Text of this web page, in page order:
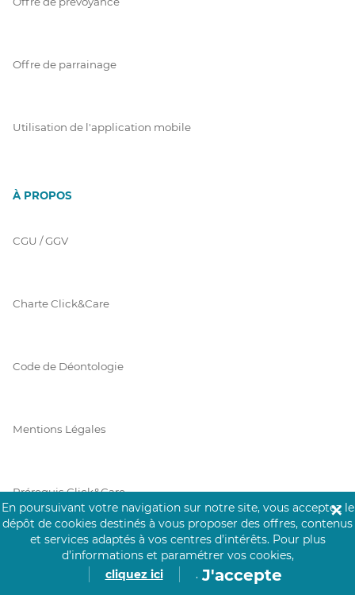
Offre de parrainage
Utilisation de l'application mobile
À PROPOS
CGU / GGV
Charte Click&Care
Code de Déontologie
Mentions Légales
Prérequis Click&Care
Protection des Données
En poursuivant votre navigation sur notre site, vous acceptez le
dépôt de cookies destinés à vous proposer des offres, contenus
et services adaptés à vos centres d’intérêts. Pour plus
d’informations et paramétrer vos cookies,
cliquez ici
. J'accepte
✕